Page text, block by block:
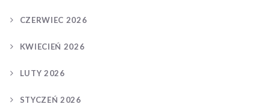
CZERWIEC 2026
KWIECIEŃ 2026
LUTY 2026
STYCZEŃ 2026